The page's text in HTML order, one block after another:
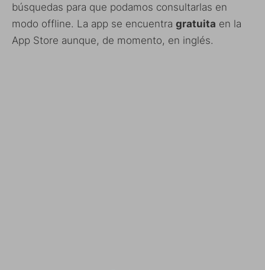
búsquedas para que podamos consultarlas en
modo offline. La app se encuentra gratuita en la
App Store aunque, de momento, en inglés.